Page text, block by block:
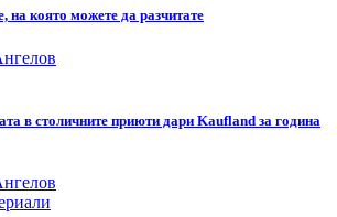
на която можете да разчитате
в столичните приюти дари Kaufland за година